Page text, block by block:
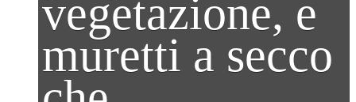
vegetazione, e
muretti a secco